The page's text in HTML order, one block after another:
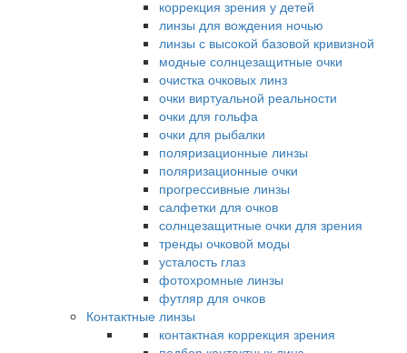
коррекция зрения у детей
линзы для вождения ночью
линзы с высокой базовой кривизной
модные солнцезащитные очки
очистка очковых линз
очки виртуальной реальности
очки для гольфа
очки для рыбалки
поляризационные линзы
поляризационные очки
прогрессивные линзы
салфетки для очков
солнцезащитные очки для зрения
тренды очковой моды
усталость глаз
фотохромные линзы
футляр для очков
Контактные линзы
контактная коррекция зрения